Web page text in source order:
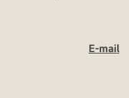
E-mail